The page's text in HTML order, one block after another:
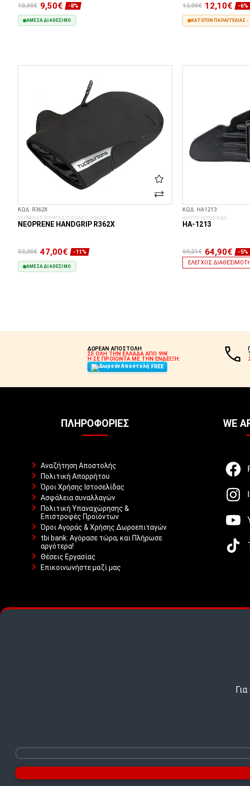
TOP PICKS · TOP PICKS · TOP PICKS ·
10,40€ 9,50€ -8%
ΆΜΕΣΑ ΔΙΑΘΈΣΙΜΟ
13,00€ 12,10€ -6%
ΚΑΤΌΠΙΝ ΠΑΡΑΓΓΕΛΊΑΣ
ΚΩΔ. R362X
ΘΕΡΜΙΚΕΣ ΧΟΥΦΤΕΣ TUCANO URBANO
NEOPRENE HANDGRIP R362X
53,00€ 47,00€ -11%
ΆΜΕΣΑ ΔΙΑΘΈΣΙΜΟ
ΚΩΔ. HA1213
ΦΙΛΤΡΟ ΑΕΡΟΣ K&N
HA-1213
69,01€ 64,90€
-5%
ΈΛΕΓΧΟΣ
ΔΩΡΕΑΝ ΑΠΟΣΤΟΛΗ
ΣΕ ΟΛΗ ΤΗΝ ΕΛΛΑΔΑ ΑΠΟ 99€
Ή ΣΕ ΠΡΟΪΟΝΤΑ ΜΕ ΤΗΝ ΕΝΔΕΙΞΗ:
FREE
ΠΛΗΡΟΦΟΡΊΕΣ
Αναζήτηση Αποστολής
Πολιτική Απορρήτου
Όροι Χρήσης Ιστοσελίδας
Ασφάλεια συναλλαγών
Πολιτική Υπαναχώρησης &
Επιστροφές Προϊόντων
Όροι Αγοράς & Χρήσης Δωροεπιταγών
tbi bank: Αγόρασε τώρα, και Πλήρωσε
αργότερα!
Θέσεις Εργασίας
Επικοινωνήστε μαζί μας
WE